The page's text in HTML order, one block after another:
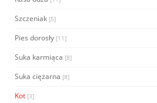
Szczeniak [5]
Pies dorosły [11]
Suka karmiąca [8]
Suka ciężarna [8]
Kot [3]